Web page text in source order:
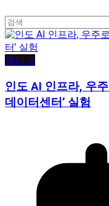
AI·테크
인도 AI 인프라, 우
데이터센터’ 실험